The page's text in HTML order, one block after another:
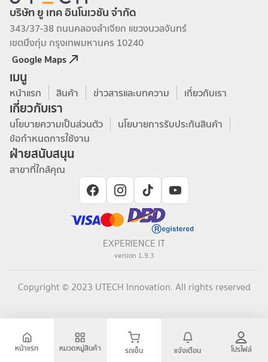
บริษัท ยู เทค อินโนเวชัน จำกัด
343/37-38 ถนนคลองลำเจียก แขวงนวลจันทร์
เขตบึงกุ่ม กรุงเทพมหานคร 10240
Google Maps
เมนู
หน้าแรก สินค้า ข่าวสารและบทความ เกี่ยวกับเรา
เกี่ยวกับเรา
นโยบายความเป็นส่วนตัว
นโยบายการรับประกันสินค้า
ข้อกำหนดการใช้งาน
ฝ่ายสนับสนุน
สาขาที่ใกล้คุณ
EXPERIENCE IT
version 1.9.3
Copyright © 2023 UTECH Innovation. All rights reserved
หน้าแรก หมวดหมู่สินค้า รถเข็น แจ้งเตือน โปรไฟล์